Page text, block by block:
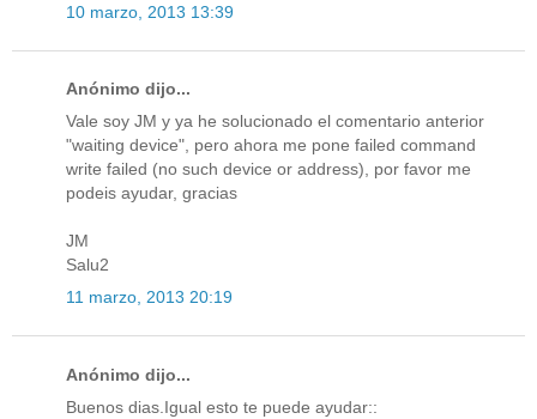
10 marzo, 2013 13:39
Anónimo dijo...
Vale soy JM y ya he solucionado el comentario anterior
"waiting device", pero ahora me pone failed command
write failed (no such device or address), por favor me
podeis ayudar, gracias
JM
Salu2
11 marzo, 2013 20:19
Anónimo dijo...
Buenos dias.Igual esto te puede ayudar::